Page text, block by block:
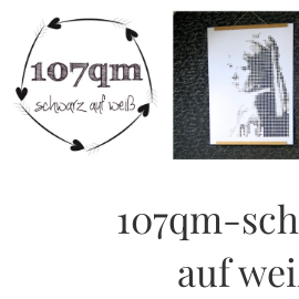
content
107qm-
auf